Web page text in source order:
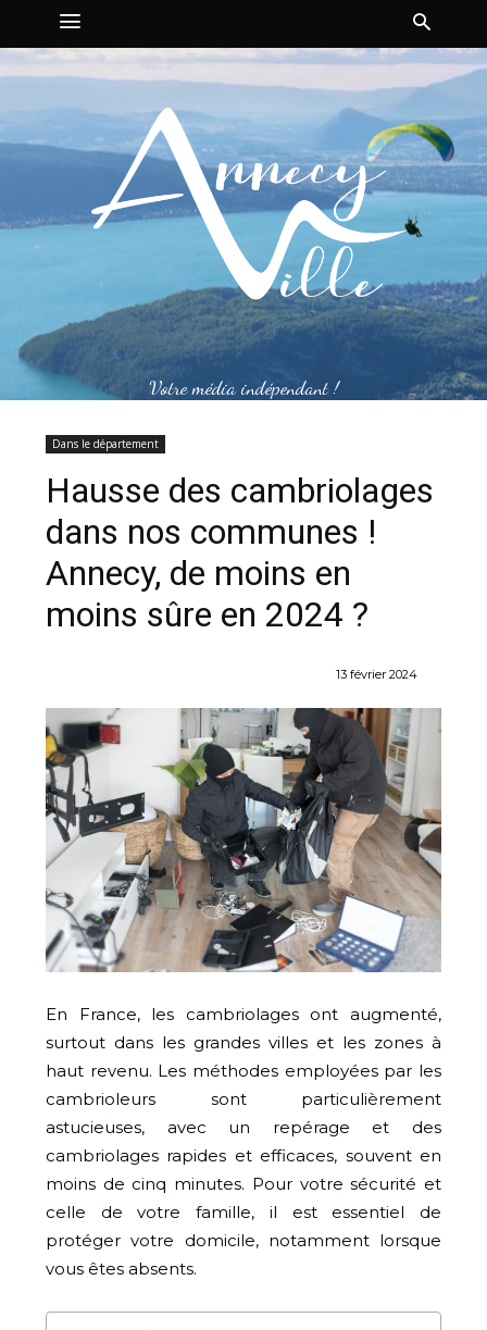
Votre média indépendant !
Dans le département
Hausse des cambriolages
dans nos communes !
Annecy, de moins en
moins sûre en 2024 ?
13 février 2024
En France, les cambriolages ont augmenté,
surtout dans les grandes villes et les zones à
haut revenu. Les méthodes employées par les
cambrioleurs sont particulièrement
astucieuses, avec un repérage et des
cambriolages rapides et efficaces, souvent en
moins de cinq minutes. Pour votre sécurité et
celle de votre famille, il est essentiel de
protéger votre domicile, notamment lorsque
vous êtes absents.